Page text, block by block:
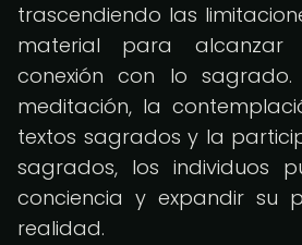
trascendiendo las
material para
conexión con lo
meditación, la
textos sagrados y la
sagrados, los individuos
conciencia y expandir su
realidad.